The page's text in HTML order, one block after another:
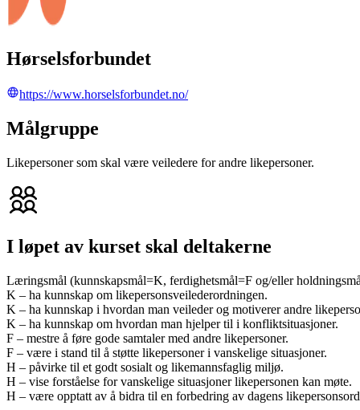
Hørselsforbundet
https://www.horselsforbundet.no/
Målgruppe
Likepersoner som skal være veiledere for andre likepersoner.
I løpet av kurset skal deltakerne
Læringsmål (kunnskapsmål=K, ferdighetsmål=F og/eller
K – ha kunnskap om likepersonsveilederordningen.
K – ha kunnskap i hvordan man veileder og motiverer andre
K – ha kunnskap om hvordan man hjelper til i konfliktsituasjoner.
F – mestre å føre gode samtaler med andre likepersoner.
F – være i stand til å støtte likepersoner i vanskelige situasjoner.
H – påvirke til et godt sosialt og likemannsfaglig miljø.
H – vise forståelse for vanskelige situasjoner likepersonen kan møte.
H – være opptatt av å bidra til en forbedring av dagens